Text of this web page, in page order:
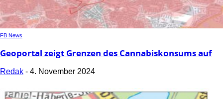
FB News
Geoportal zeigt Grenzen des Cannabiskonsums auf
Redak - 4. November 2024